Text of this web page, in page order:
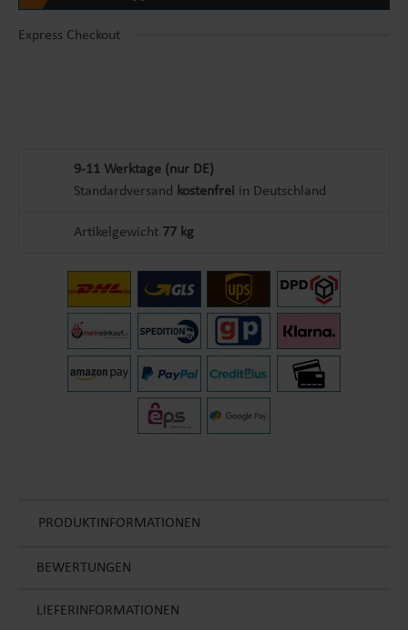
Express Checkout
9-11 Werktage (nur DE)
Standardversand kostenfrei in Deutschland
Artikelgewicht 77 kg
PRODUKTINFORMATIONEN
BEWERTUNGEN
LIEFERINFORMATIONEN